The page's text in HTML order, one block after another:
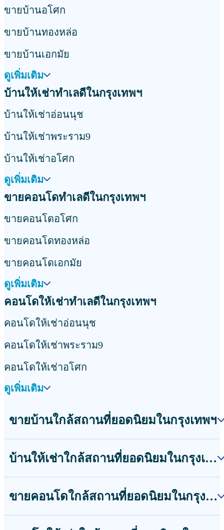
ขายบ้านอโศก
ขายบ้านทองหล่อ
ขายบ้านเอกมัย
ดูเพิ่มเติม
บ้านให้เช่าทำเลดีในกรุงเทพฯ
บ้านให้เช่าอ่อนนุช
บ้านให้เช่าพระราม9
บ้านให้เช่าอโศก
ดูเพิ่มเติม
ขายคอนโดทำเลดีในกรุงเทพฯ
ขายคอนโดอโศก
ขายคอนโดทองหล่อ
ขายคอนโดเอกมัย
ดูเพิ่มเติม
คอนโดให้เช่าทำเลดีในกรุงเทพฯ
คอนโดให้เช่าอ่อนนุช
คอนโดให้เช่าพระราม9
คอนโดให้เช่าอโศก
ดูเพิ่มเติม
ขายบ้านใกล้สถานที่ยอดนิยมในกรุงเทพฯ
บ้านให้เช่าใกล้สถานที่ยอดนิยมในกรุงเทพฯ
ขายคอนโดใกล้สถานที่ยอดนิยมในกรุงเทพฯ